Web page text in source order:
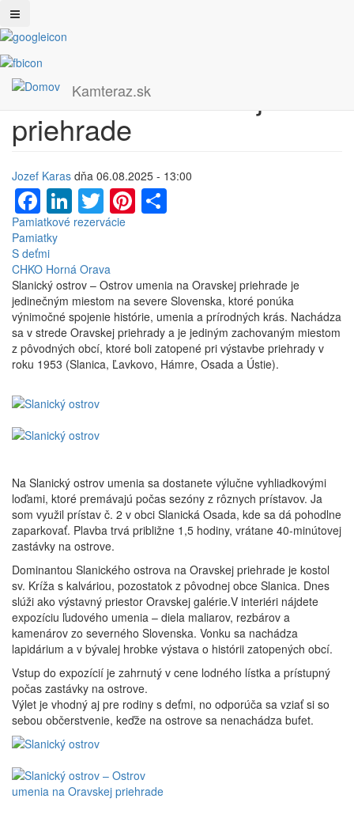
Skočiť
na
hlavný
obsah
Kamteraz.sk
Slanický ostrov – Ostrov
umenia na Oravskej
priehrade
Jozef Karas dňa 06.08.2025 - 13:00
Facebook
LinkedIn
TwitterPinterest
Pamiatkové rezervácie
Pamiatky
S deťmi
CHKO Horná Orava
Slanický ostrov – Ostrov umenia na Oravskej priehrade je
jedinečným miestom na severe Slovenska, ktoré ponúka
výnimočné spojenie histórie, umenia a prírodných krás. Nachádza
sa v strede Oravskej priehrady a je jediným zachovaným miestom
z pôvodných obcí, ktoré boli zatopené pri výstavbe priehrady v
roku 1953 (Slanica, Ľavkovo, Hámre, Osada a Ústie).
Na Slanický ostrov umenia sa dostanete výlučne vyhliadkovými
loďami, ktoré premávajú počas sezóny z rôznych prístavov. Ja
som využil prístav č. 2 v obci Slanická Osada, kde sa dá pohodlne
zaparkovať. Plavba trvá približne 1,5 hodiny, vrátane 40-minútovej
zastávky na ostrove.
Dominantou Slanického ostrova na Oravskej priehrade je kostol
sv. Kríža s kalváriou, pozostatok z pôvodnej obce Slanica. Dnes
slúži ako výstavný priestor Oravskej galérie.V interiéri nájdete
expozíciu ľudového umenia – diela maliarov, rezbárov a
kamenárov zo severného Slovenska. Vonku sa nachádza
lapidárium a v bývalej hrobke výstava o histórii zatopených obcí.
Vstup do expozícií je zahrnutý v cene lodného lístka a prístupný
počas zastávky na ostrove.
Výlet je vhodný aj pre rodiny s deťmi, no odporúča sa vziať si so
sebou občerstvenie, keďže na ostrove sa nenachádza bufet.